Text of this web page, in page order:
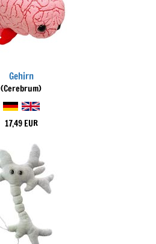
Gehirn
(Cerebrum)
17,49 EUR